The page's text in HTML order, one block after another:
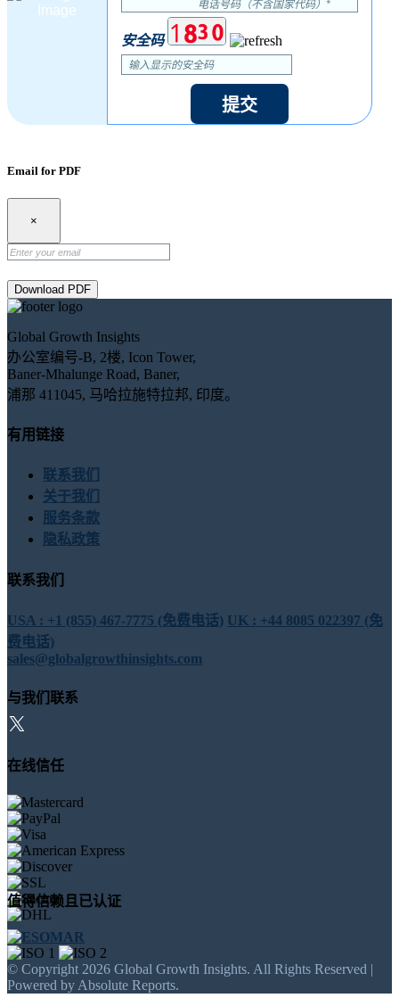
安全码
提交
Email for PDF
×
Download PDF
Global Growth Insights
办公室编号-B, 2楼, Icon Tower,
Baner-Mhalunge Road, Baner,
浦那 411045, 马哈拉施特拉邦, 印度。
有用链接
联系我们
关于我们
服务条款
隐私政策
联系我们
USA : +1 (855) 467-7775 (免费电话) UK : +44 8085 022397 (免
费电话)
sales@globalgrowthinsights.com
与我们联系
在线信任
值得信赖且已认证
© Copyright 2026 Global Growth Insights. All Rights Reserved |
Powered by Absolute Reports.